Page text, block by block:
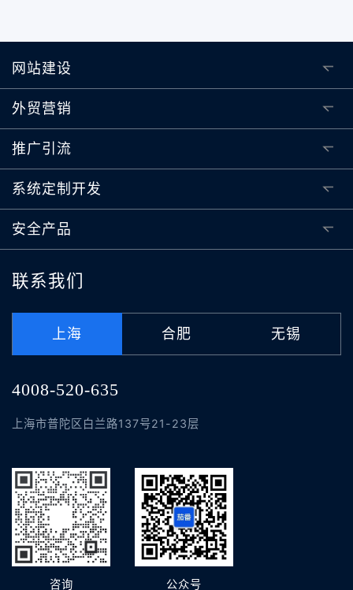
网站建设
外贸营销
推广引流
系统定制开发
安全产品
联系我们
上海 合肥 无锡
4008-520-635
上海市普陀区白兰路137号21-23层
咨询 公众号